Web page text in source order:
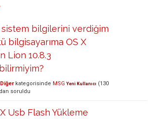
sistem bilgilerini verdiğim
bilgisayarıma OS X
Lion 10.8.3
Diğerkategorisinde MSG Yeni Kullanıcı (130
soruldu
Usb Flash Yükleme